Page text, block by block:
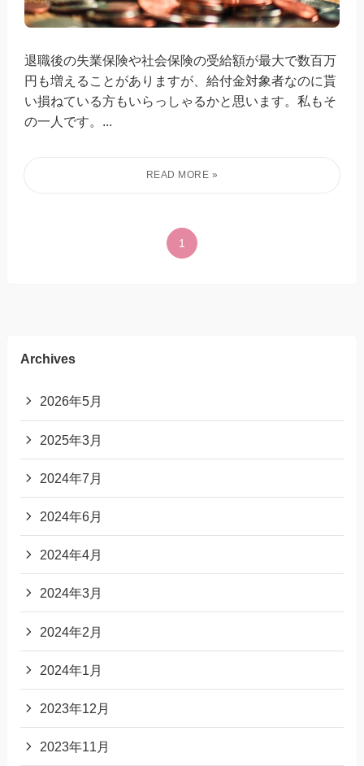
退職後の失業保険や社会保険の受給額が最大で数百万
円も増えることがありますが、給付金対象者なのに貰
い損ねている方もいらっしゃるかと思います。私もそ
の一人です。...
1
Archives
2026年5月
2025年3月
2024年7月
2024年6月
2024年4月
2024年3月
2024年2月
2024年1月
2023年12月
2023年11月